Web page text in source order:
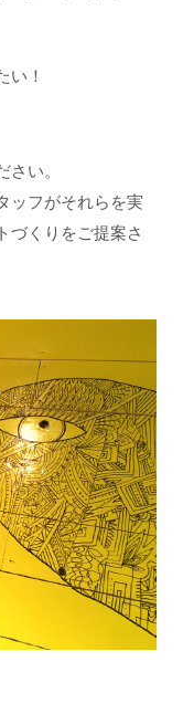
い！
い。
ッフがそれらを実
づくりをご提案さ